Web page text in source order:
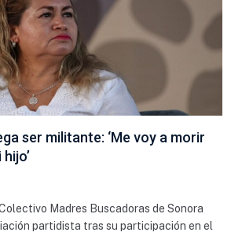
ser militante: ‘Me voy a morir
Madres Buscadoras de Sonora
partidista tras su participación en el